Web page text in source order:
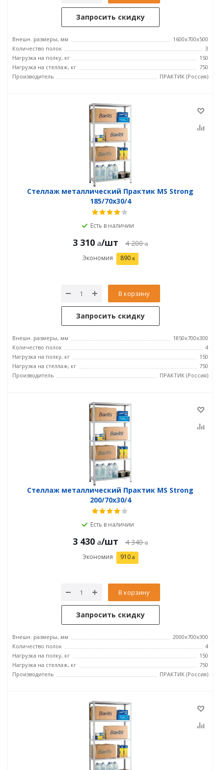
Запросить скидку
Внешн. размеры, мм
1600x700x500
Количество полок
3
Нагрузка на полку, кг
150
Нагрузка на стеллаж, кг
750
Производитель
ПРАКТИК (Россия)
Стеллаж металлический Практик MS Strong
185/70x30/4
Есть в наличии
3 310 /шт 4 200
Экономия 890
В корзину
Запросить скидку
Внешн. размеры, мм
1850x700x300
Количество полок
4
Нагрузка на полку, кг
150
Нагрузка на стеллаж, кг
750
Производитель
ПРАКТИК (Россия)
Стеллаж металлический Практик MS Strong
200/70x30/4
Есть в наличии
3 430 /шт 4 340
Экономия 910
В корзину
Запросить скидку
Внешн. размеры, мм
2000x700x300
Количество полок
4
Нагрузка на полку, кг
150
Нагрузка на стеллаж, кг
750
Производитель
ПРАКТИК (Россия)